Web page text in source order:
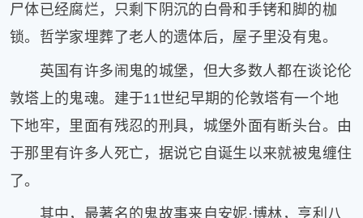
尸体已经腐烂，只剩下阴沉的白骨和手铐和脚的枷
锁。哲学家埋葬了老人的遗体后，屋子里没有鬼。
英国有许多闹鬼的城堡，但大多数人都在谈论伦
敦塔上的鬼魂。建于11世纪早期的伦敦塔有一个地
下地牢，里面有残忍的刑具，城堡外面有断头台。由
于那里有许多人死亡，据说它自诞生以来就被鬼缠住
了。
其中，最著名的鬼故事来自安妮·博林，亨利八